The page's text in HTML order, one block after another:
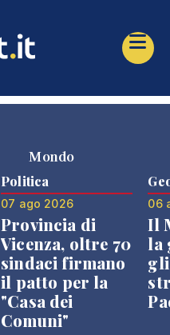
Mondo
Politica
07 ago 2026
Provincia di
Vicenza, oltre 70
sindaci firmano
il patto per la
"Casa dei
Comuni"
06
Il
la